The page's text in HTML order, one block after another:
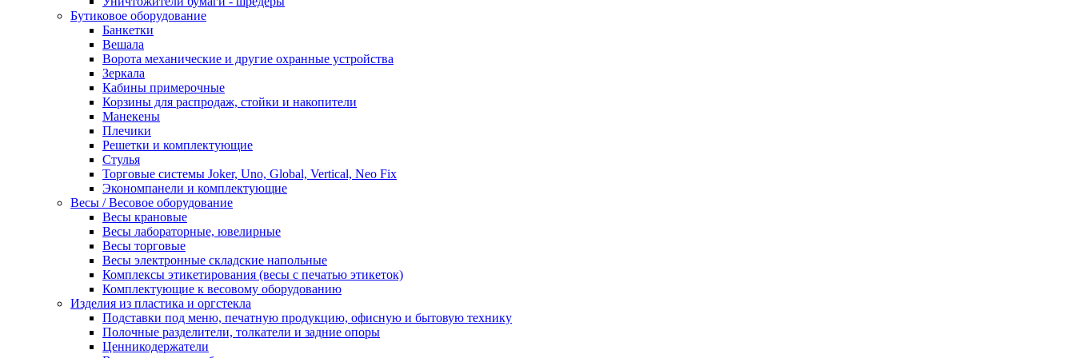
Бутиковое оборудование
Банкетки
Вешала
Ворота механические и другие охранные устройства
Зеркала
Кабины примерочные
Корзины для распродаж, стойки и накопители
Манекены
Плечики
Решетки и комплектующие
Стулья
Торговые системы Joker, Uno, Global, Vertical, Neo Fix
Экономпанели и комплектующие
Весы / Весовое оборудование
Весы крановые
Весы лабораторные, ювелирные
Весы торговые
Весы электронные складские напольные
Комплексы этикетирования (весы с печатью этикеток)
Комплектующие к весовому оборудованию
Изделия из пластика и оргстекла
Подставки под меню, печатную продукцию, офисную и бытовую технику
Полочные разделители, толкатели и задние опоры
Ценникодержатели